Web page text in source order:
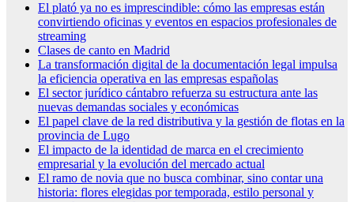
El plató ya no es imprescindible: cómo las empresas están
convirtiendo oficinas y eventos en espacios profesionales de
streaming
Clases de canto en Madrid
La transformación digital de la documentación legal impulsa
la eficiencia operativa en las empresas españolas
El sector jurídico cántabro refuerza su estructura ante las
nuevas demandas sociales y económicas
El papel clave de la red distributiva y la gestión de flotas en la
provincia de Lugo
El impacto de la identidad de marca en el crecimiento
empresarial y la evolución del mercado actual
El ramo de novia que no busca combinar, sino contar una
historia: flores elegidas por temporada, estilo personal y